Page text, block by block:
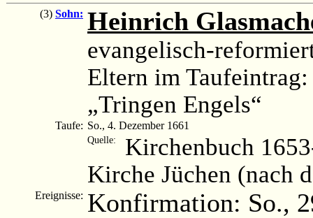
(3) Sohn: Heinrich
evangelisch-
Eltern im Taufeintrag:
„Tringen Engels“
Taufe: So., 4. Dezember 1661
Quelle:
Kirchenbuch
Kirche Jüchen (nach
Ereignisse: Konfirmation: So.,